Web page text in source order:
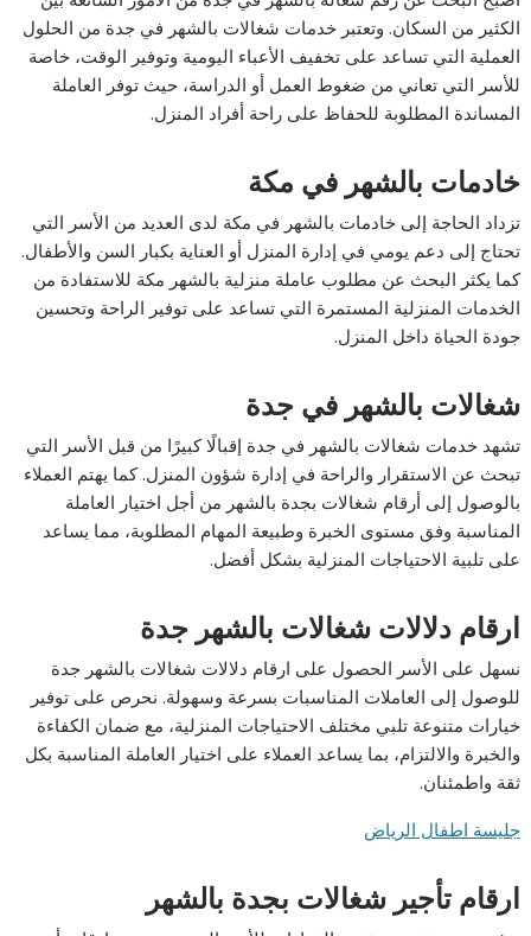
الكثير من السكان. وتعتبر خدمات شغالات بالشهر في جدة من الحلول
العملية التي تساعد على تخفيف الأعباء اليومية وتوفير الوقت، خاصة
للأسر التي تعاني من ضغوط العمل أو الدراسة، حيث توفر العاملة
المساندة المطلوبة للحفاظ على راحة أفراد المنزل.
خادمات بالشهر في مكة
تزداد الحاجة إلى خادمات بالشهر في مكة لدى العديد من الأسر التي
تحتاج إلى دعم يومي في إدارة المنزل أو العناية بكبار السن والأطفال.
كما يكثر البحث عن مطلوب عاملة منزلية بالشهر مكة للاستفادة من
الخدمات المنزلية المستمرة التي تساعد على توفير الراحة وتحسين
جودة الحياة داخل المنزل.
شغالات بالشهر في جدة
تشهد خدمات شغالات بالشهر في جدة إقبالًا كبيرًا من قبل الأسر التي
تبحث عن الاستقرار والراحة في إدارة شؤون المنزل. كما يهتم العملاء
بالوصول إلى أرقام شغالات بجدة بالشهر من أجل اختيار العاملة
المناسبة وفق مستوى الخبرة وطبيعة المهام المطلوبة، مما يساعد
على تلبية الاحتياجات المنزلية بشكل أفضل.
ارقام دلالات شغالات بالشهر جدة
نسهل على الأسر الحصول على ارقام دلالات شغالات بالشهر جدة
للوصول إلى العاملات المناسبات بسرعة وسهولة. نحرص على توفير
خيارات متنوعة تلبي مختلف الاحتياجات المنزلية، مع ضمان الكفاءة
والخبرة والالتزام، بما يساعد العملاء على اختيار العاملة المناسبة بكل
ثقة واطمئنان.
جليسة اطفال الرياض
ارقام تأجير شغالات بجدة بالشهر